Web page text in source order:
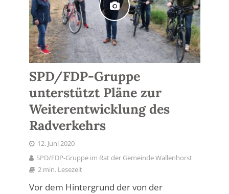
SPD/FDP-Gruppe
unterstützt Pläne zur
Weiterentwicklung des
Radverkehrs
12. Juni 2020
SPD/FDP-Gruppe im Rat der Gemeinde Wallenhorst
2 min. Lesezeit
Vor dem Hintergrund der von der